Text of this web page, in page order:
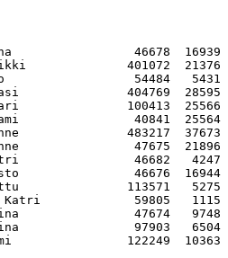
46678  16939
401072  21376
54484   5431
404769  28595
100413  25566
40841  25564
483217  37673
47675  21896
46682   4247
46676  16944
113571   5275
Katri             59805   1115
47674   9748
97903   6504